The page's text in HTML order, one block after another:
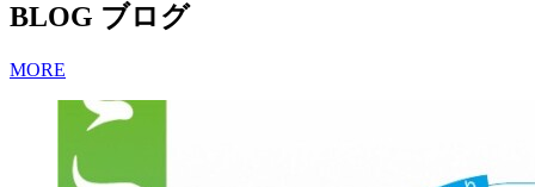
BLOG ブログ
MORE